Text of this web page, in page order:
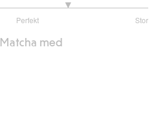
Perfekt Stor
Matcha med